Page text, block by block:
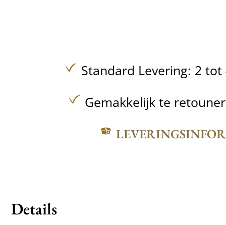
Standard Levering: 2
Gemakkelijk te
Details